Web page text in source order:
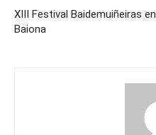
XIII Festival Baidemuiñeiras en
Baiona